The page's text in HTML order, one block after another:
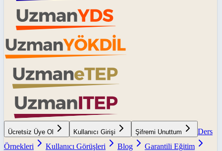
Ücretsiz Üye Ol Kullanıcı Girişi Şifremi Unuttum
Ders
Örnekleri
Kullanıcı Görüşleri Blog
Garantili Eğitim